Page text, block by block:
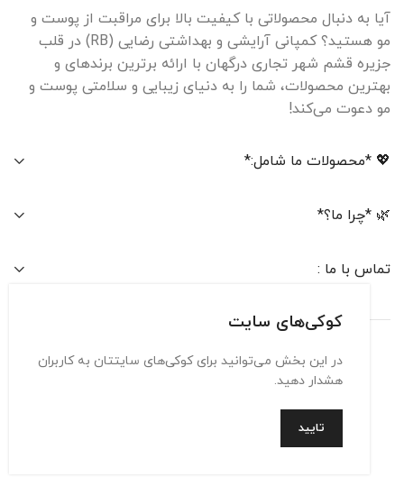
آیا به دنبال محصولاتی با کیفیت بالا برای مراقبت از پوست و
مو هستید؟ کمپانی آرایشی و بهداشتی رضایی (RB) در قلب
جزیره قشم شهر تجاری درگهان با ارائه برترین برندهای و
بهترین محصولات، شما را به دنیای زیبایی و سلامتی پوست و
مو دعوت می‌کند!
💖 *محصولات ما شامل:*
🌿 *چرا ما؟*
تماس با ما :
تماس با ما حریم شخصی شرایط استفاده
کوکی‌های سایت
در این بخش می‌توانید برای کوکی‌های سایتتان به کاربران
هشدار دهید.
تایید